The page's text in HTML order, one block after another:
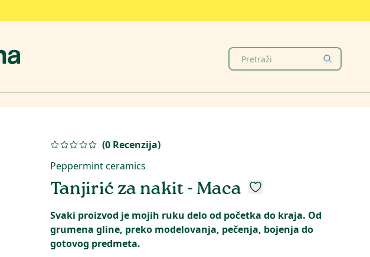
(0 Recenzija)
Peppermint ceramics
Tanjirić za nakit - Maca
Svaki proizvod je mojih ruku delo od početka do kraja. Od
grumena gline, preko modelovanja, pečenja, bojenja do
gotovog predmeta.